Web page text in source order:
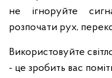
не ігноруйте
розпочати рух,
Використовуйте
- це зробить вас